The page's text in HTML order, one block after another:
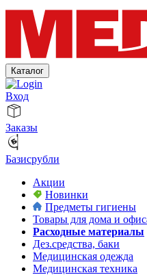
Каталог
Вход
Заказы
Базисрубли
Акции
Новинки
Предметы гигиены
Товары для дома и
Расходные материалы
Дез.средства, баки
Медицинская одежда
Медицинская техника